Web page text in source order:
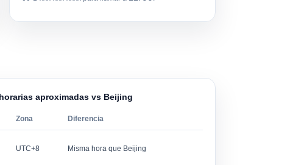
aproximadas vs Beijing
Zona Diferencia
UTC+8 Misma hora que Beijing